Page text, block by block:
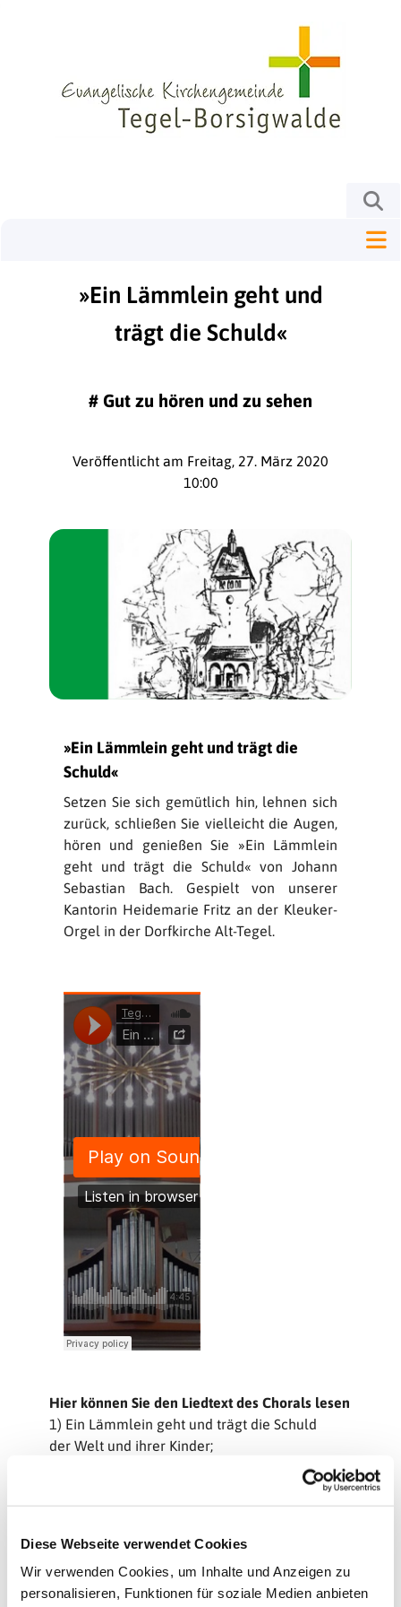
Diese Webseite verwendet Cookies
Wir verwenden Cookies, um Inhalte und Anzeigen zu
personalisieren, Funktionen für soziale Medien anbieten
»Ein Lämmlein geht und
trägt die Schuld«
# Gut zu hören und zu sehen
Veröffentlicht am Freitag, 27. März 2020
10:00
»Ein Lämmlein geht und trägt die
Schuld«
Setzen Sie sich gemütlich hin, lehnen sich
zurück, schließen Sie vielleicht die Augen,
hören und genießen Sie »Ein Lämmlein
geht und trägt die Schuld« von Johann
Sebastian Bach. Gespielt von unserer
Kantorin Heidemarie Fritz an der Kleuker-
Orgel in der Dorfkirche Alt-Tegel.
Hier können Sie den Liedtext des Chorals lesen
1) Ein Lämmlein geht und trägt die Schuld
der Welt und ihrer Kinder;
es geht dahin, wird matt und krank,
entsaget allen Freuden,
es nimmet an Schmach, Hohn und Spott,
Angst, Wunden, Striemen, Kreuz und Tod